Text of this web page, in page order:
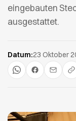
eingebauten
ausgestattet.
Datum:23 Oktober